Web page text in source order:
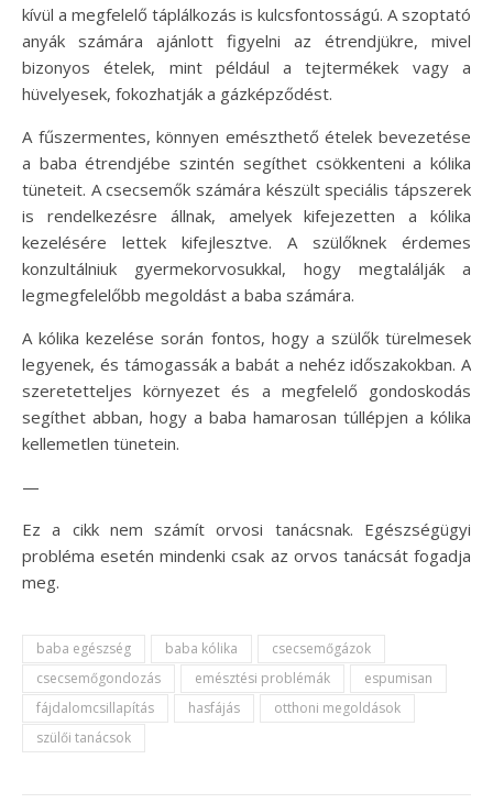
kívül a megfelelő táplálkozás is kulcsfontosságú. A szoptató
anyák számára ajánlott figyelni az étrendjükre, mivel
bizonyos ételek, mint például a tejtermékek vagy a
hüvelyesek, fokozhatják a gázképződést.
A fűszermentes, könnyen emészthető ételek bevezetése
a baba étrendjébe szintén segíthet csökkenteni a kólika
tüneteit. A csecsemők számára készült speciális tápszerek
is rendelkezésre állnak, amelyek kifejezetten a kólika
kezelésére lettek kifejlesztve. A szülőknek érdemes
konzultálniuk gyermekorvosukkal, hogy megtalálják a
legmegfelelőbb megoldást a baba számára.
A kólika kezelése során fontos, hogy a szülők türelmesek
legyenek, és támogassák a babát a nehéz időszakokban. A
szeretetteljes környezet és a megfelelő gondoskodás
segíthet abban, hogy a baba hamarosan túllépjen a kólika
kellemetlen tünetein.
—
Ez a cikk nem számít orvosi tanácsnak. Egészségügyi
probléma esetén mindenki csak az orvos tanácsát fogadja
meg.
baba egészség baba kólika
csecsemőgázok
csecsemőgondozás
emésztési problémák
espumisan
fájdalomcsillapítás
hasfájás
otthoni megoldások
szülői tanácsok